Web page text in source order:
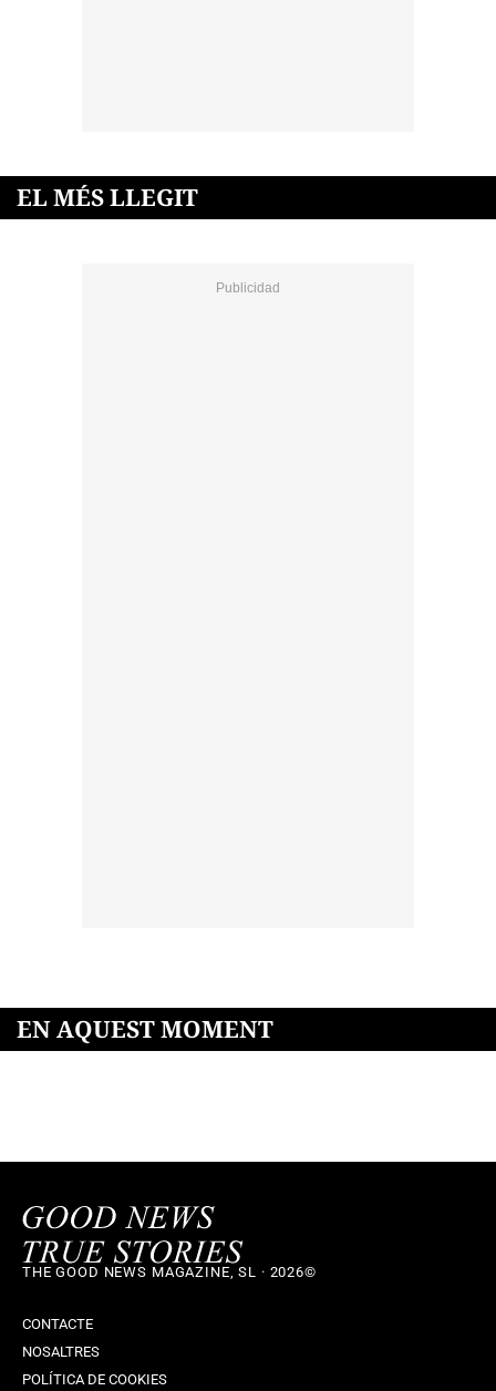
EL MÉS LLEGIT
EN AQUEST MOMENT
THE GOOD NEWS MAGAZINE, SL · 2026©
CONTACTE
NOSALTRES
POLÍTICA DE COOKIES